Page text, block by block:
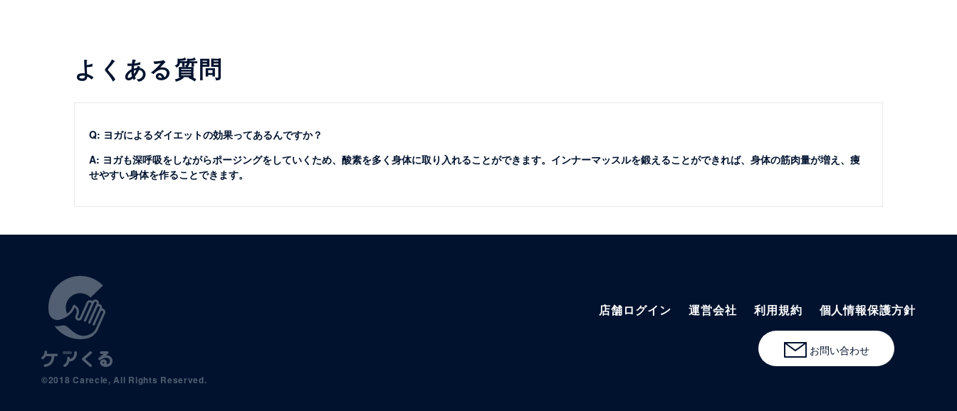
よくある質問
Q: ヨガによるダイエットの効果ってあるんですか？
A: ヨガも深呼吸をしながらポージングをしていくため、酸素を多く身体に取り入れることができます。インナーマッスルを鍛えることができれば、身体の筋肉量が増え、痩
せやすい身体を作ることできます。
©2018 Carecle, All Rights Reserved.
店舗ログイン 運営会社 利用規約 個人情報保護方針
お問い合わせ